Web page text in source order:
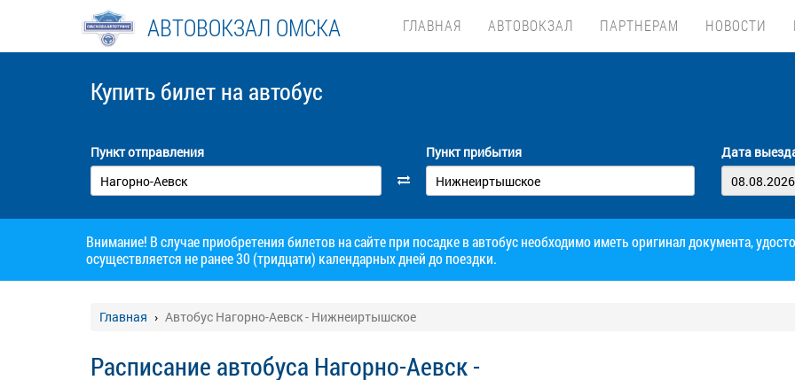
АВТОВОКЗАЛ ОМСКА ГЛАВНАЯ АВТОВОКЗАЛ ПАРТНЕРАМ НОВОСТИ
Купить билет на автобус
Пункт отправления Пункт прибытия Дата
Внимание! В случае приобретения билетов на сайте при посадке в автобус необходимо иметь оригинал документа,
осуществляется не ранее 30 (тридцати) календарных дней до поездки.
Главная Автобус Нагорно-Аевск - Нижнеиртышское
Расписание автобуса Нагорно-Аевск -